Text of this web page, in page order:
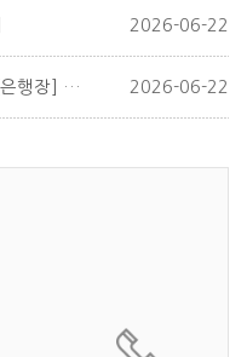
2026-06-22
재단법인 한국공공조직은행 임원[은행장] 공개모집 2026-06-22